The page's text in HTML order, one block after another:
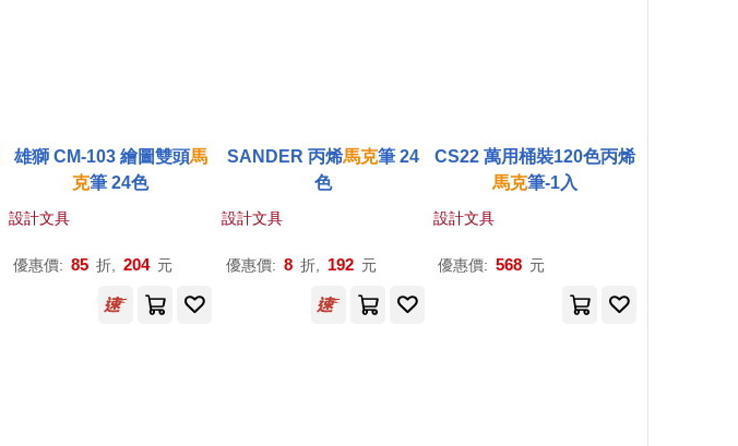
雄獅 CM-103 繪圖雙頭馬
克筆 24色
設計文具
優惠價: 85 折, 204 元
SANDER 丙烯馬克筆 24
色
設計文具
優惠價: 8 折, 192 元
CS22 萬用桶裝120色丙烯
馬克筆-1入
設計文具
優惠價: 568 元